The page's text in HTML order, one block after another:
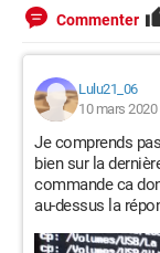
Commenter
Lulu21_06
10 mars 2020
Je comprends
bien sur la
commande ca
au-dessus la